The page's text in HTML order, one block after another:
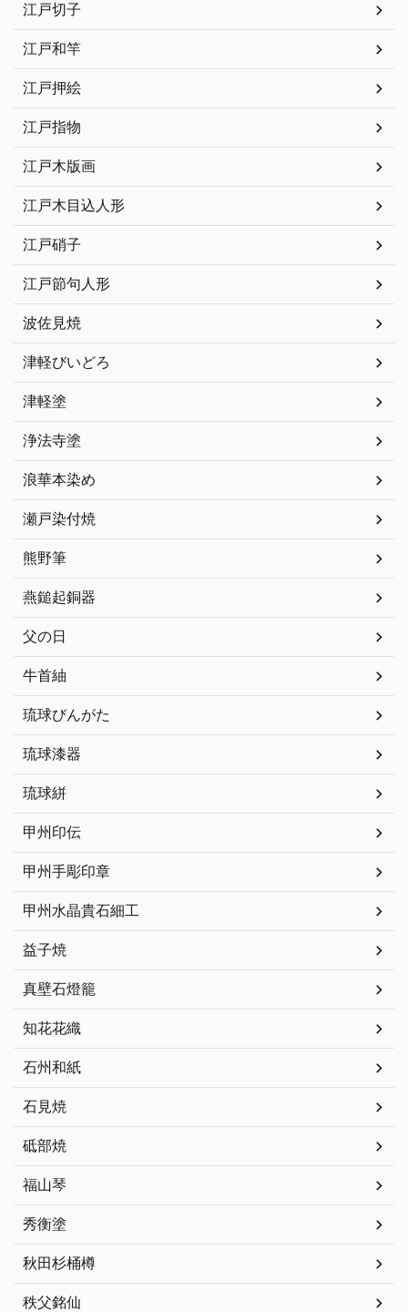
江戸切子
江戸和竿
江戸押絵
江戸指物
江戸木版画
江戸木目込人形
江戸硝子
江戸節句人形
波佐見焼
津軽びいどろ
津軽塗
浄法寺塗
浪華本染め
瀬戸染付焼
熊野筆
燕鎚起銅器
父の日
牛首紬
琉球びんがた
琉球漆器
琉球絣
甲州印伝
甲州手彫印章
甲州水晶貴石細工
益子焼
真壁石燈籠
知花花織
石州和紙
石見焼
砥部焼
福山琴
秀衡塗
秋田杉桶樽
秩父銘仙